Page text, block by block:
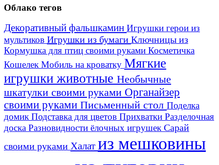
Облако тегов
Декоративный фальшкамин Игрушки герои из
мультиков Игрушки из бумаги Ключницы из
Кормушка для птиц своими руками Косметичка
КошелекМобиль на кроватку Мягкие
игрушки животные Необычные
шкатулки своими руками Органайзер
своими руками Письменный стол Поделка
домикПодставка для цветов Прихватки Разделочная
доска Разновидности ёлочных игрушекСарай
своими руками Халат из мешковины